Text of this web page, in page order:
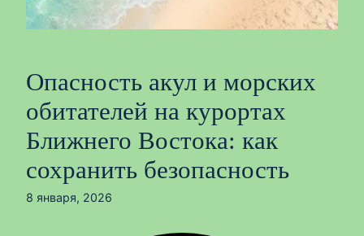
Опасность акул и морских
обитателей на курортах
Ближнего Востока: как
сохранить безопасность
8 января, 2026